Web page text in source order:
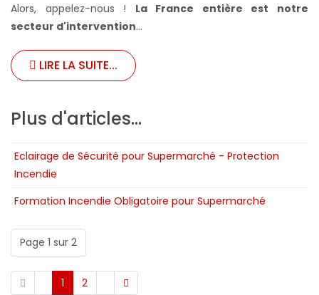
Alors, appelez-nous ! La France entière est notre
secteur d'intervention...
LIRE LA SUITE...
Plus d'articles...
Eclairage de Sécurité pour Supermarché - Protection
Incendie
Formation Incendie Obligatoire pour Supermarché
Page 1 sur 2
1 2